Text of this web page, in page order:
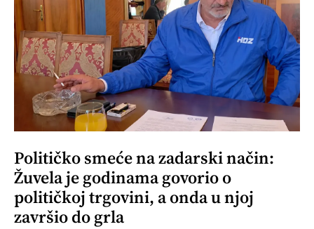
Političko smeće na zadarski način:
Žuvela je godinama govorio o
političkoj trgovini, a onda u njoj
završio do grla